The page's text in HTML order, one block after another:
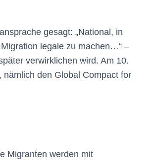
gesagt: „National, in
legale zu machen…“ –
verwirklichen wird. Am 10.
den Global Compact for
Migranten werden mit